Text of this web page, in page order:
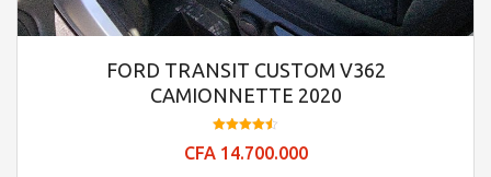
FORD TRANSIT CUSTOM V362
CAMIONNETTE 2020
4.48
CFA14.700.000